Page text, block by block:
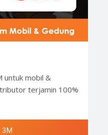
untuk mobil &
terjamin 100%
3M